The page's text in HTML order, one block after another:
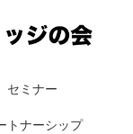
セミナー
トナーシップ